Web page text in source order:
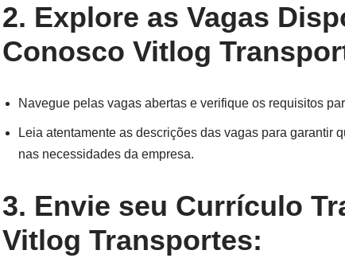
2. Explore as Vagas
Conosco Vitlog
Navegue pelas vagas abertas e verifique os requisitos
Leia atentamente as descrições das vagas para garantir
nas necessidades da empresa.
3. Envie seu Currículo
Vitlog Transportes: